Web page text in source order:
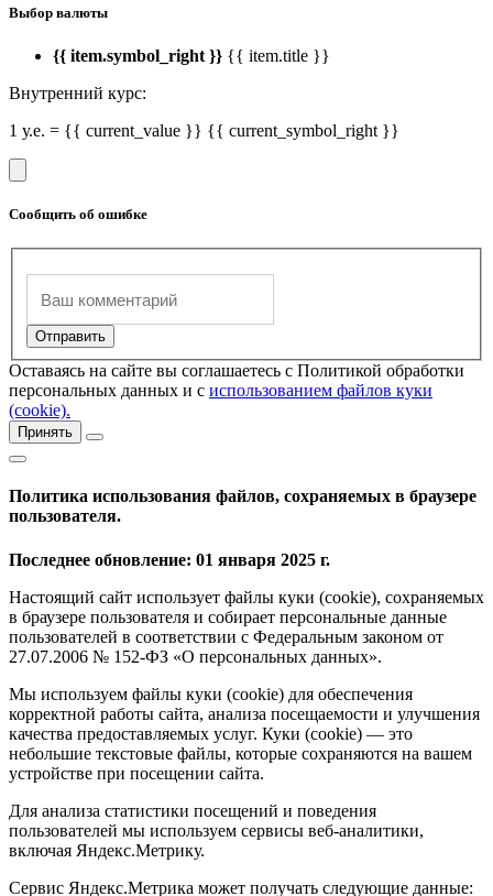
Выбор валюты
{{ item.symbol_right }} {{ item.title }}
Внутренний курс:
1 у.е. = {{ current_value }} {{ current_symbol_right }}
Сообщить об ошибке
Оставаясь на сайте вы соглашаетесь с Политикой обработки
персональных данных и с использованием файлов куки
(cookie).
Принять
Политика использования файлов, сохраняемых в браузере
пользователя.
Последнее обновление: 01 января 2025 г.
Настоящий сайт использует файлы куки (cookie), сохраняемых
в браузере пользователя и собирает персональные данные
пользователей в соответствии с Федеральным законом от
27.07.2006 № 152-ФЗ «О персональных данных».
Мы используем файлы куки (cookie) для обеспечения
корректной работы сайта, анализа посещаемости и улучшения
качества предоставляемых услуг. Куки (cookie) — это
небольшие текстовые файлы, которые сохраняются на вашем
устройстве при посещении сайта.
Для анализа статистики посещений и поведения
пользователей мы используем сервисы веб-аналитики,
включая Яндекс.Метрику.
Сервис Яндекс.Метрика может получать следующие данные: